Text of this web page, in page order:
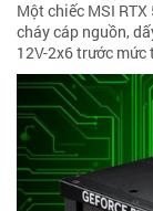
Một chiếc MSI
cháy cáp nguồn,
12V-2x6 trước